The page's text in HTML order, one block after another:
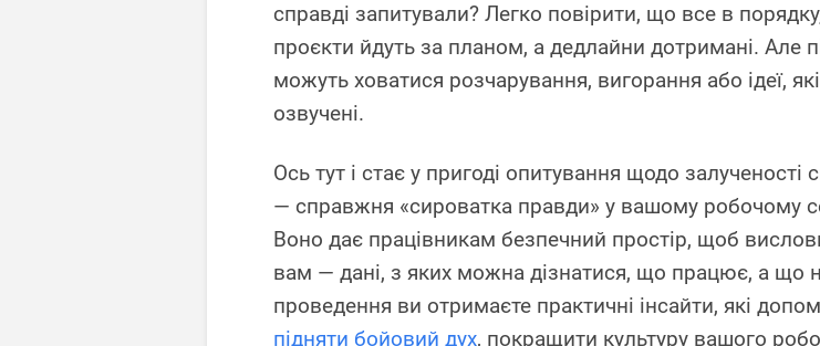
справді запитували? Легко повірити, що все в
проєкти йдуть за планом, а дедлайни дотримані. Але
можуть ховатися розчарування, вигорання або ідеї,
озвучені.
Ось тут і стає у пригоді опитування щодо залученості
— справжня «сироватка правди» у вашому робочому
Воно дає працівникам безпечний простір, щоб
вам — дані, з яких можна дізнатися, що працює, а що
проведення ви отримаєте практичні інсайти, які
підняти бойовий дух, покращити культуру вашого